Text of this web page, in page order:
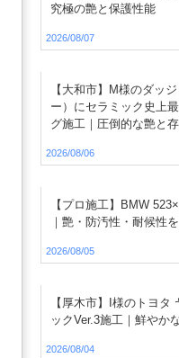
究極の艶と保護性能
2026/08/07
【大和市】M様のダッ
ー）にセラミック史上
グ施工｜圧倒的な艶と
2026/08/06
【プロ施工】BMW
｜艶・防汚性・耐候性
2026/08/05
【厚木市】I様のトヨタ
ックVer.3施工｜鮮やか
2026/08/04